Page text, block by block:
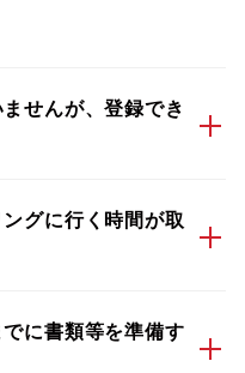
せんが、登録でき
グに行く時間が取
に書類等を準備す